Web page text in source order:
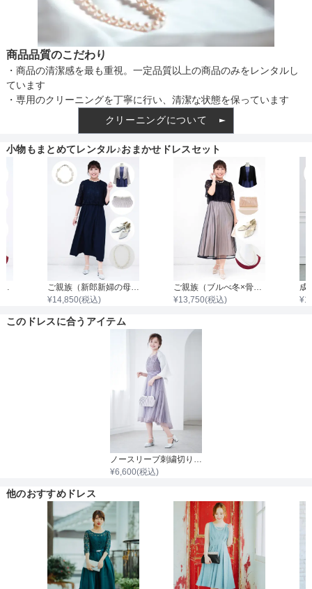
商品品質のこだわり
・商品の清潔感を最も重視。一定品質以上の商品のみをレンタルし
ています
・専用のクリーニングを丁寧に行い、清潔な状態を保っています
クリーニングについて
小物もまとめてレンタル♪おまかせドレスセット
ご親族（新郎新婦の母）マザードレス風（ブルべ冬×骨格ストレート）
¥14,850(税込)
ご親族（ブルべ冬×骨格ナチュラル）
¥13,750(税込) ¥
このドレスに合うアイテム
¥6,600(税込)
他のおすすめドレス